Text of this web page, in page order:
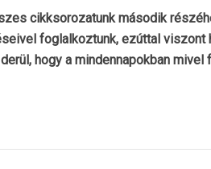
cikksorozatunk második
foglalkoztunk, ezúttal viszont
hogy a mindennapokban